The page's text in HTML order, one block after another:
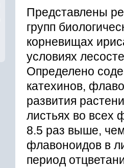
Представлены
групп
корневищах
условиях
Определено
катехинов,
развития
листьях во всех
8.5 раз выше,
флавоноидов в
период